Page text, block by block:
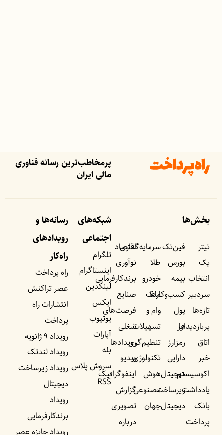
پرمخاطب‌ترین رسانه فناوری
مالی ایران
بخش‌ها
تیتر
یک
انتخاب
سردبیر
تازه‌ها
پربازدید‌ها
اتاق
خبر
اکوسیستم
یادداشت‌
بانک
پرداخت
فین‌تک
بورس
بیمه
کسب‌وکار‌ها
پول
ارز
رمزارز
دارایی
دیجیتال
زیرساخت
دیجیتال
سرمایه‌گذاری
طلا
خودرو
ملک
وام و
تسهیلات
تنظیم‌گری
تکنولوژی
هوش
مصنوعی
جهان
اقتصاد
نوآوری
برندکارفرمایی
صنایع
فرصت‌های
شغلی
رویداد‌ها
ویدیو
اینفوگرافیک
گزارش
تصویری
درباره
شبکه‌های
اجتماعی
تلگرام
اینستاگرام
لینکدین
ایکس
یوتیوب
آپارات
بله
سروش پلاس
RSS
رسانه‌ها و
رویداد‌های
راه‌کار
راه پرداخت
عصر تراکنش
انتشارات راه
پرداخت
رویداد ۹ ژانویه
رویداد لندتک
رویداد زیرساخت
دیجیتال
رویداد
برندکارفرمایی
رویداد جایزه عصر